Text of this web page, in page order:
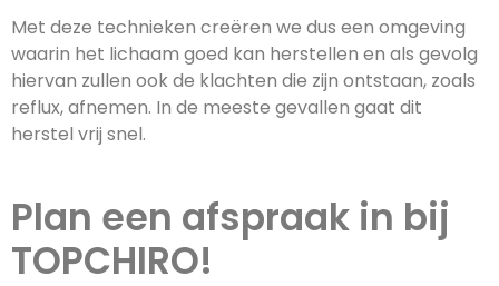
Met deze technieken creëren we dus een omgeving
waarin het lichaam goed kan herstellen en als gevolg
hiervan zullen ook de klachten die zijn ontstaan, zoals
reflux, afnemen. In de meeste gevallen gaat dit
herstel vrij snel.
Plan een afspraak in bij
TOPCHIRO!